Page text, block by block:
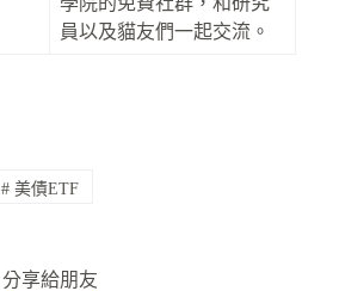
員以及貓友們一起交流。
# 美債ETF
分享給朋友